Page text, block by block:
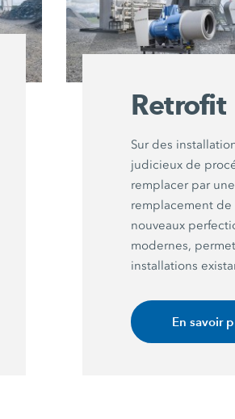
Retrofit
Sur des
judicieux de
remplacer par
remplacement de
nouveaux
modernes,
installations
En savoir